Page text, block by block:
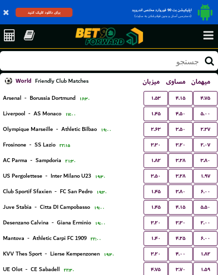
اپلیکیشن بت 90 فوروارد مختص اندروید
(دسترسی آسان و بدون فیلترشکن به سایت)
برای دانلود کلیک کنید
World Friendly Club Matches میزبان مساوی میهمان
Arsenal - Borussia Dortmund ۱۶:۳۰ ۱.۵۳ ۴.۱۵ ۴.۷۵
Liverpool - AS Monaco ۱۷:۰۰ ۱.۴۵ ۴.۵۰ ۵.۰۰
Olympique Marseille - Athletic Bilbao ۱۹:۰۰ ۲.۶۳ ۳.۵۰ ۲.۲۷
Frosinone - SS Lazio ۲۲:۱۵ ۳.۳۰ ۳.۲۰ ۲.۰۷
AC Parma - Sampdoria ۲۱:۳۰ ۱.۸۲ ۳.۲۸ ۳.۸۰
US Pergolettese - Inter Milano U23 ۱۹:۳۰ ۳.۵۰ ۳.۲۸ ۱.۹۷
Club Sportif Sfaxien - FC San Pedro ۱۹:۳۰ ۱.۴۵ ۳.۸۰ ۶.۰۰
Juve Stabia - Citta DI Campobasso ۱۹:۰۰ ۱.۴۵ ۴.۱۵ ۵.۵۰
Desenzano Calvina - Giana Erminio ۱۹:۰۰ ۳.۲۰ ۳.۳۰ ۲.۰۰
Mantova - Athletic Carpi FC 1909 ۲۲:۰۰ ۱.۴۰ ۴.۲۵ ۶.۰۰
KVV Thes Sport - Lierse Kempenzonen ۱۹:۳۰ ۳.۲۰ ۴.۰۰ ۱.۸۲
UE Olot - CE Sabadell ۲۲:۳۰ ۴.۷۵ ۳.۷۰ ۱.۵۹